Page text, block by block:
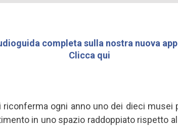
completa sulla nostra nuova
Clicca qui
riconferma ogni anno uno dei dieci musei
in uno spazio raddoppiato rispetto